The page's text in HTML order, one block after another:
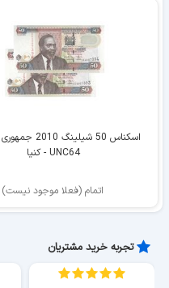
اسکناس 50
UNC64 - کنیا
اتمام (فعلا موجود نیست)
تجربه خرید مشتریان